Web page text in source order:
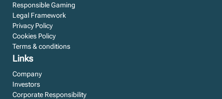
Responsible Gaming
Legal Framework
Privacy Policy
Cookies Policy
Terms & conditions
Links
Company
Investors
Corporate Responsibility